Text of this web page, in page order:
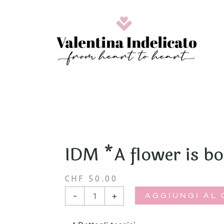
IDM *A flower is
CHF 50.00
-
*A
+ AGGIUNGI AL